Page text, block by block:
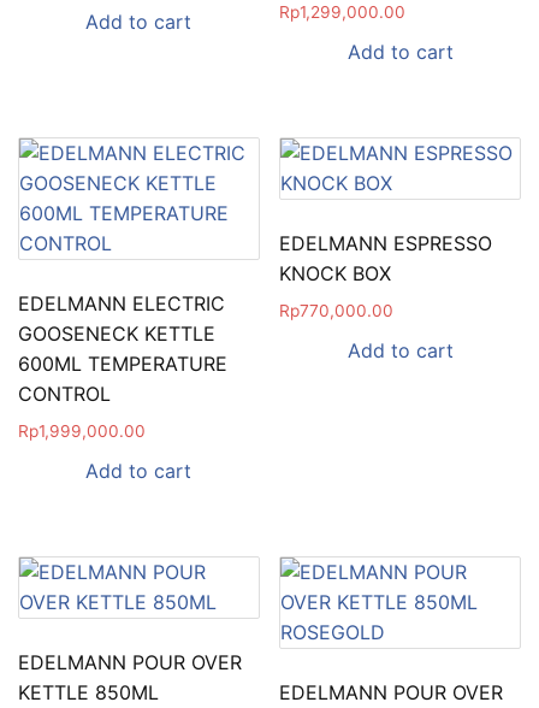
Add to cart Rp1,299,000.00
Add to cart
EDELMANN ELECTRIC
GOOSENECK KETTLE
600ML TEMPERATURE
CONTROL
Rp1,999,000.00
Add to cart
EDELMANN ESPRESSO
KNOCK BOX
Rp770,000.00
Add to cart
EDELMANN POUR OVER
KETTLE 850ML
EDELMANN POUR OVER